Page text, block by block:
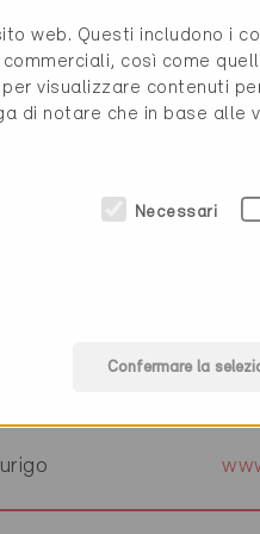
web. Questi includono i
così come
visualizzare contenuti
di notare che in base alle
Necessari
Confermare la